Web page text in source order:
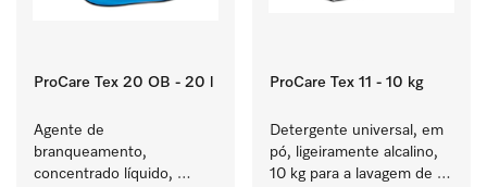
ProCare Tex 20 OB - 20 l
Agente de
branqueamento,
concentrado líquido,
ProCare Tex 11 - 10 kg
Detergente universal, em
pó, ligeiramente alcalino,
10 kg para a lavagem de